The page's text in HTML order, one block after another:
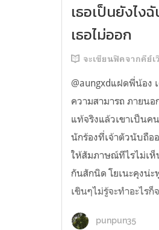
เธอเป็นยังไง
เธอไม่ออก
จะเขียนฟิคจากคีย์
@aungxdแฝดพี่น้อง
ความสามารถ ภายน
แท้จริงแล้วเขาเป็นค
นักร้องที่เจ้าตัวนับถือ
ให้สัมภาษณ์ทีไรไม่เห็
กันสักนิด โยเนะคุงน่ะ
เขินๆไม่รู้จะทำอะไรก็
punpun35